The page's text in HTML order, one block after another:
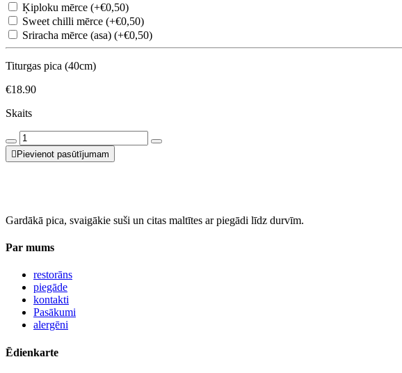
Ķiploku mērce (+€0,50)
Sweet chilli mērce (+€0,50)
Sriracha mērce (asa) (+€0,50)
Titurgas pica (40cm)
€18.90
Skaits
Pievienot pasūtījumam
Gardākā pica, svaigākie suši un citas maltītes ar piegādi līdz durvīm.
Par mums
restorāns
piegāde
kontakti
Pasākumi
alergēni
Ēdienkarte